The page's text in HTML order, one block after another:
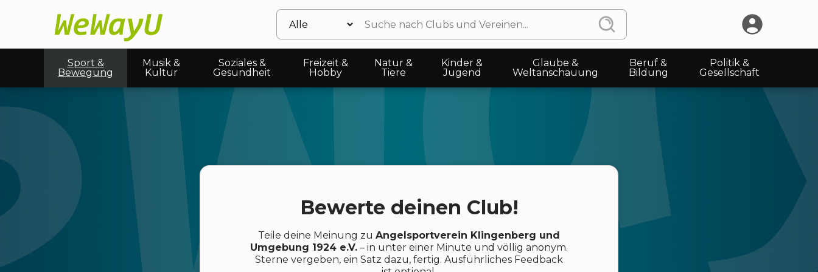
Sport &
Bewegung
Musik &
Kultur
Soziales &
Gesundheit
Freizeit &
Hobby
Natur &
Tiere
Kinder &
Jugend
Glaube &
Weltanschauung
Beruf &
Bildung
Politik &
Gesellschaft
Bewerte deinen Club!
Teile deine Meinung zu Angelsportverein Klingenberg und
Umgebung 1924 e.V. – in unter einer Minute und völlig anonym.
Sterne vergeben, ein Satz dazu, fertig. Ausführliches Feedback